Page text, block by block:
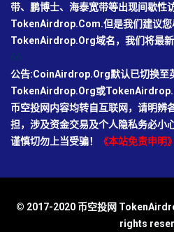
带、鹏博士、海泰宽带等出现间歇性
TokenAirdrop.Com.但是我们建议您
TokenAirdrop.Org域名，我们将最新
公告:CoinAirdrop.Org默认已切换至
TokenAirdrop.Org或
币空投网内容均转自互联网，请明辨
担，涉及资金交易及个人隐私务必小
谨慎切勿上当受骗！
《本站免责申明》
© 2017-2020 币空投网
rights